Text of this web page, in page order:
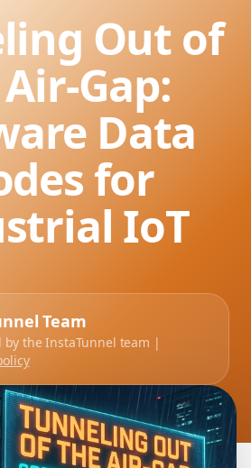
Out of
Gap:
Data
for
IoT
Team
by the InstaTunnel team |